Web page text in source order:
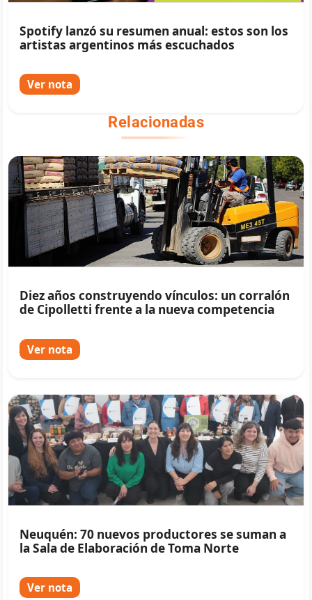
Spotify lanzó su resumen anual: estos son los
artistas argentinos más escuchados
Ver nota
Relacionadas
Diez años construyendo vínculos: un corralón
de Cipolletti frente a la nueva competencia
Ver nota
Neuquén: 70 nuevos productores se suman a
la Sala de Elaboración de Toma Norte
Ver nota